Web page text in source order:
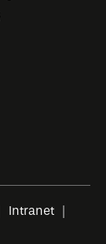
Intranet